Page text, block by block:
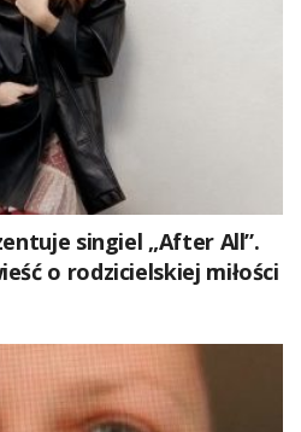
singiel „After All”.
o rodzicielskiej miłości